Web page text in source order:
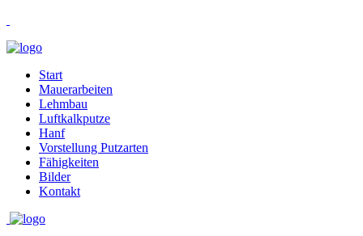
Start
Mauerarbeiten
Lehmbau
Luftkalkputze
Hanf
Vorstellung Putzarten
Fähigkeiten
Bilder
Kontakt